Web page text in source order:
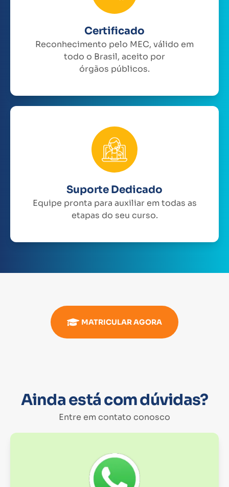
Certificado
Reconhecimento pelo MEC, válido em
todo o Brasil, aceito por
órgãos públicos.
Suporte Dedicado
Equipe pronta para auxiliar em todas as
etapas do seu curso.
MATRICULAR AGORA
Ainda está com dúvidas?
Entre em contato conosco